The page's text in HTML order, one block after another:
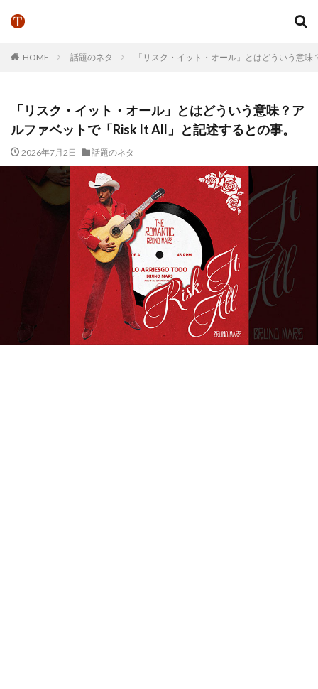
HOME 話題のネタ 「リスク・イット・オール」とはどういう意
「リスク・イット・オール」とはどういう意味？ア
ルファベットで「Risk It All」と記述するとの事。
2026年7月2日 話題のネタ